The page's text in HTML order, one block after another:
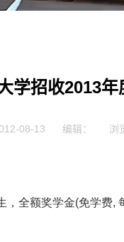
学招收2013
08-13 编辑： 浏
，全额奖学金(免学费,